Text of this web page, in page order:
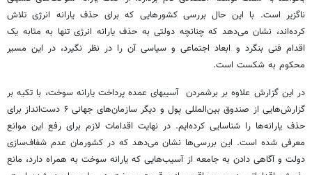
ناگزیر است. با این حال بررسی کشورهایی که برای حذف یارانه انرژی تلاش
کرده‌اند، نشان می‌دهد که چنانچه دولتی به حذف یارانه انرژی تنها به مثابه یک
اقدام فنی بنگرد و ابعاد اجتماعی و سیاسی آن را در نظر نگیرد، در این مسیر
محکوم به شکست است.
در این گزارش علاوه بر برشمردن آسیبهای عمده پرداخت یارانه سوخت، با تکیه بر
گزارش‌هایی از صندوق بین‌المللی پول و دیگر سازمان‌های جهانی ۶ دست‌انداز برای
حذف یارانه‌ها را شناسایی کرده‌ایم. در نهایت اقدامات لازم برای رفع این موانع
معرفی شده است. این بررسی‌ها نشان می‌دهد که در کشورمان عدم شفاف‌سازی
دولت و آگاهی دادن به جامعه از آسیب‌هایی که یارانه سوخت به همراه دارد، مانع